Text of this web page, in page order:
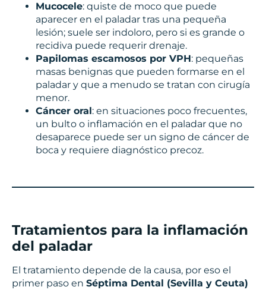
Mucocele: quiste de moco que puede
aparecer en el paladar tras una pequeña
lesión; suele ser indoloro, pero si es grande o
recidiva puede requerir drenaje.
Papilomas escamosos por VPH: pequeñas
masas benignas que pueden formarse en el
paladar y que a menudo se tratan con cirugía
menor.
Cáncer oral: en situaciones poco frecuentes,
un bulto o inflamación en el paladar que no
desaparece puede ser un signo de cáncer de
boca y requiere diagnóstico precoz.
Tratamientos para la inflamación
del paladar
El tratamiento depende de la causa, por eso el
primer paso en Séptima Dental (Sevilla y Ceuta)